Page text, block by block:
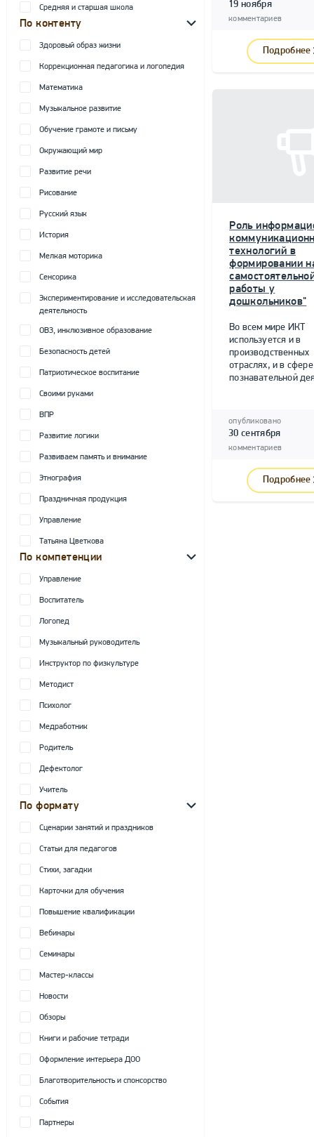
Средняя и старшая школа
По контенту
Здоровый образ жизни
Коррекционная педагогика и логопедия
Математика
Музыкальное развитие
Обучение грамоте и письму
Окружающий мир
Развитие речи
Рисование
Русский язык
История
Мелкая моторика
Сенсорика
Экспериментирование и исследовательская
деятельность
ОВЗ, инклюзивное образование
Безопасность детей
Патриотическое воспитание
Своими руками
ВПР
Развитие логики
Развиваем память и внимание
Этнография
Праздничная продукция
Управление
Татьяна Цветкова
По компетенции
Управление
Воспитатель
Логопед
Музыкальный руководитель
Инструктор по физкультуре
Методист
Психолог
Медработник
Родитель
Дефектолог
Учитель
По формату
Сценарии занятий и праздников
Статьи для педагогов
Стихи, загадки
Карточки для обучения
Повышение квалификации
Вебинары
Семинары
Мастер-классы
Новости
Обзоры
Книги и рабочие тетради
Оформление интерьера ДОО
Благотворительность и спонсорство
События
Партнеры
19 ноября
комментариев
Подробнее
Роль
технологий в
формировании
работы у
дошкольников"
Во всем мире ИКТ
используется и в
производственных
отраслях, и в сфере
познавательной
опубликовано
30 сентября
комментариев
Подробнее